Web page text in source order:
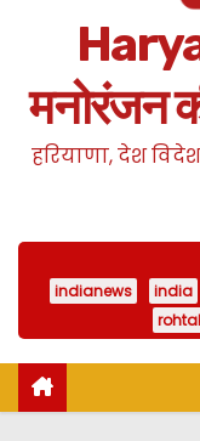
मनोरंजन
हरियाणा, देश
indianews india